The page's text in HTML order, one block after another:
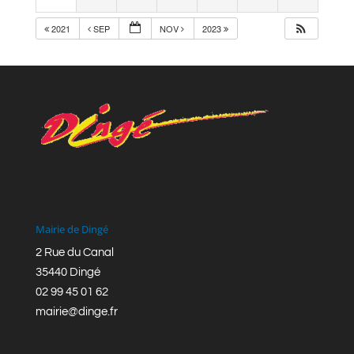
2021 SEP NOV 2023
Mairie de Dingé
2 Rue du Canal
35440 Dingé
02 99 45 01 62
mairie@dinge.fr